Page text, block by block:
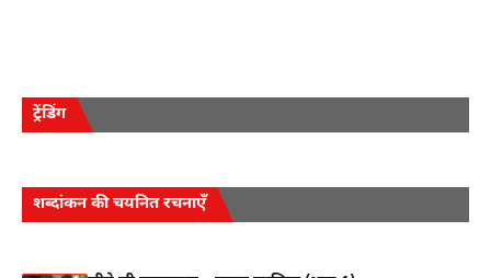
ट्रेंडिंग
शब्दांकन की चयनित रचनाएँ